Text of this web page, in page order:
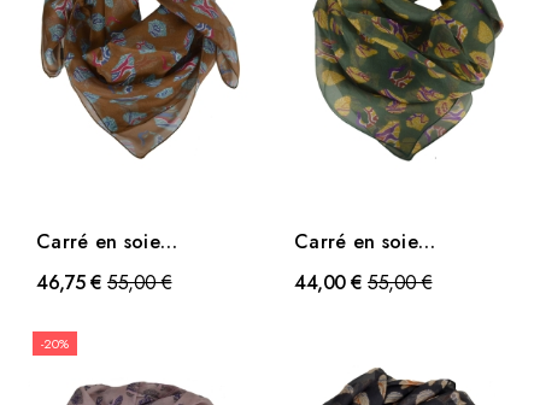
Carré en soie
Emprunte marron
46,75 € Prix
55,00 €
Carré en soie
Emprunte vert
44,00 € Prix
55,00 €
-20%